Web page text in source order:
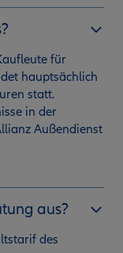
für
hauptsächlich
statt.
in der
Außendienst
aus?
des